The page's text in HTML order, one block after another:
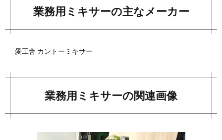
業務用ミキサーの主なメーカー
愛工舎 カントーミキサー
業務用ミキサーの関連画像